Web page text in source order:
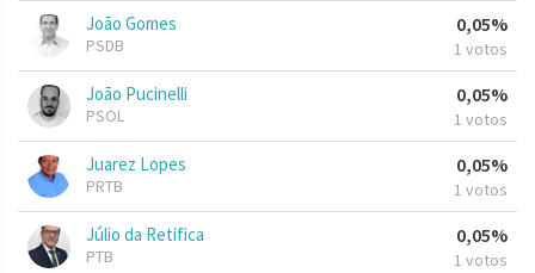
João Gomes
PSDB
0,05%
1 votos
João Pucinelli
PSOL
0,05%
1 votos
Juarez Lopes
PRTB
0,05%
1 votos
Júlio da Retifica
PTB
0,05%
1 votos